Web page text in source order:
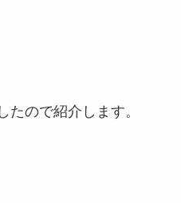
たので紹介します。